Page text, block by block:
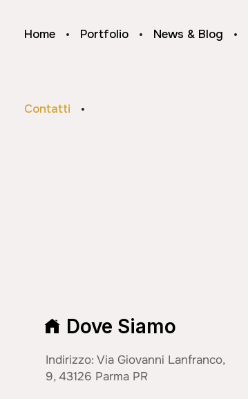
Home Portfolio News & Blog
Contatti
Dove Siamo
Indirizzo: Via Giovanni Lanfranco,
9, 43126 Parma PR